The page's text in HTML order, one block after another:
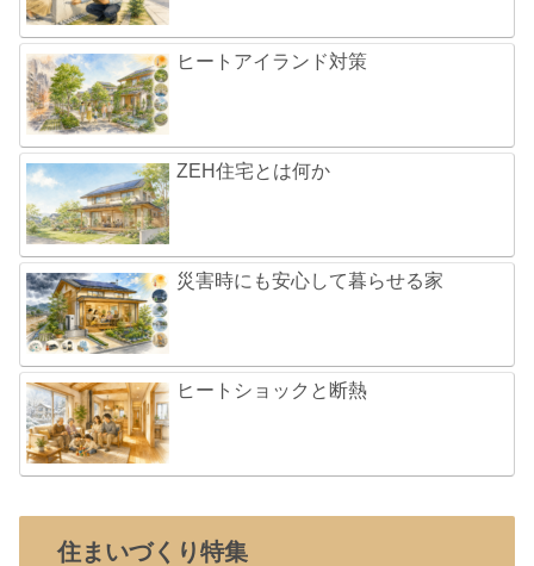
ヒートアイランド対策
ZEH住宅とは何か
災害時にも安心して暮らせる家
ヒートショックと断熱
住まいづくり特集